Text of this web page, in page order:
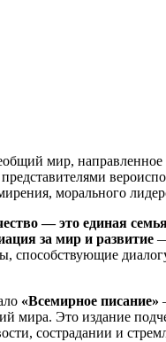
мир, направленное
морального
— это единая
за мир и развитие
способствующие
«Всемирное писание»
Это издание
сострадании и